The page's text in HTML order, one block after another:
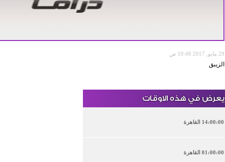
29 مايو, 2017 10:48 ص
الزيبق
يعرض في هذه الاوقات
14:00:00 القاهرة
01:00:00 القاهرة